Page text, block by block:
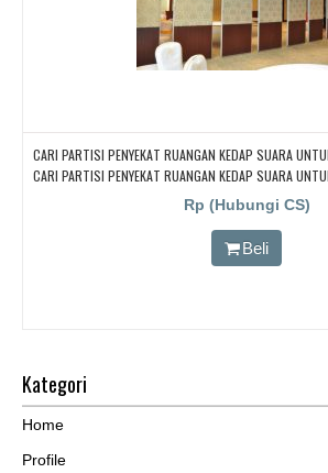
CARI PARTISI PENYEKAT RUANGAN KEDAP SUARA
CARI PARTISI PENYEKAT RUANGAN KEDAP SUARA
CARI PARTISI PENYEKAT RUANGAN KEDAP SUARA
CARI PARTISI PENYEKAT RUANGAN KEDAP SUARA
CARI PARTISI PENYEKAT RUANGAN KEDAP SUARA
Rp (Hubungi CS)
Beli
Kategori
Home
Profile